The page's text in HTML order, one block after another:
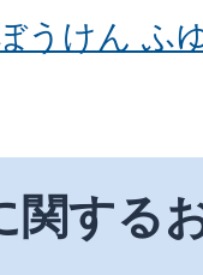
うけん ふ
関する